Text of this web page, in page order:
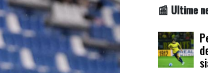
📰 Ultime